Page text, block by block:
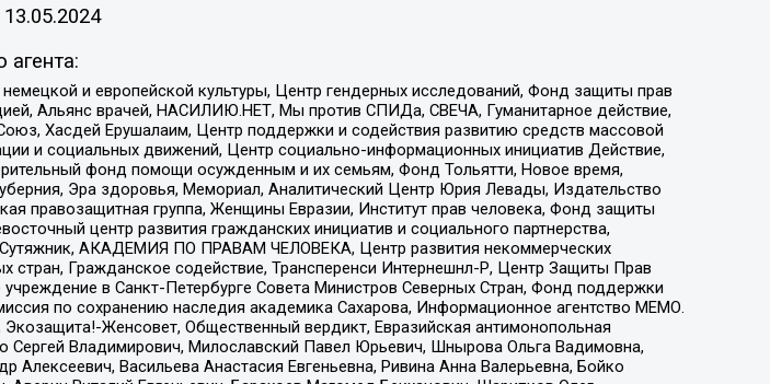
13.05.2024
и европейской культуры, Центр гендерных исследований, Фонд защиты прав
Альянс врачей, НАСИЛИЮ.НЕТ, Мы против СПИДа, СВЕЧА, Гуманитарное действие,
Хасдей Ерушалаим, Центр поддержки и содействия развитию средств массовой
и социальных движений, Центр социально-информационных инициатив Действие,
фонд помощи осужденным и их семьям, Фонд Тольятти, Новое время,
Эра здоровья, Мемориал, Аналитический Центр Юрия Левады, Издательство
правозащитная группа, Женщины Евразии, Институт прав человека, Фонд защиты
центр развития гражданских инициатив и социального партнерства,
Сутяжник, АКАДЕМИЯ ПО ПРАВАМ ЧЕЛОВЕКА, Центр развития некоммерческих
стран, Гражданское содействие, Трансперенси Интернешнл-Р, Центр Защиты Прав
в Санкт-Петербурге Совета Министров Северных Стран, Фонд поддержки
по сохранению наследия академика Сахарова, Информационное агентство МЕМО.
Женсовет, Общественный вердикт, Евразийская антимонопольная
Сергей Владимирович, Милославский Павел Юрьевич, Шнырова Ольга Вадимовна,
Васильева Анастасия Евгеньевна, Ривина Анна Валерьевна, Бойко